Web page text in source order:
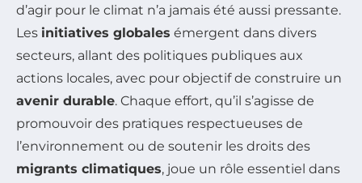
d’agir pour le climat n’a jamais été aussi pressante.
Les initiatives globales émergent dans divers
secteurs, allant des politiques publiques aux
actions locales, avec pour objectif de construire un
avenir durable. Chaque effort, qu’il s’agisse de
promouvoir des pratiques respectueuses de
l’environnement ou de soutenir les droits des
migrants climatiques, joue un rôle essentiel dans